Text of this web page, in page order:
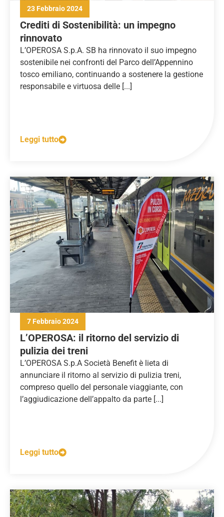
23 Febbraio 2024
Crediti di Sostenibilità: un impegno
rinnovato
L’OPEROSA S.p.A. SB ha rinnovato il suo impegno
sostenibile nei confronti del Parco dell’Appennino
tosco emiliano, continuando a sostenere la gestione
responsabile e virtuosa delle [...]
Leggi tutto
7 Febbraio 2024
L’OPEROSA: il ritorno del servizio di
pulizia dei treni
L’OPEROSA S.p.A Società Benefit è lieta di
annunciare il ritorno al servizio di pulizia treni,
compreso quello del personale viaggiante, con
l’aggiudicazione dell’appalto da parte [...]
Leggi tutto